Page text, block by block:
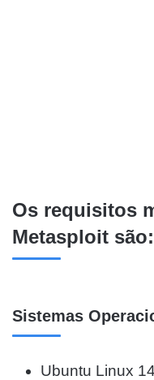
Os requisitos
Metasploit são:
Sistemas
Ubuntu Linux